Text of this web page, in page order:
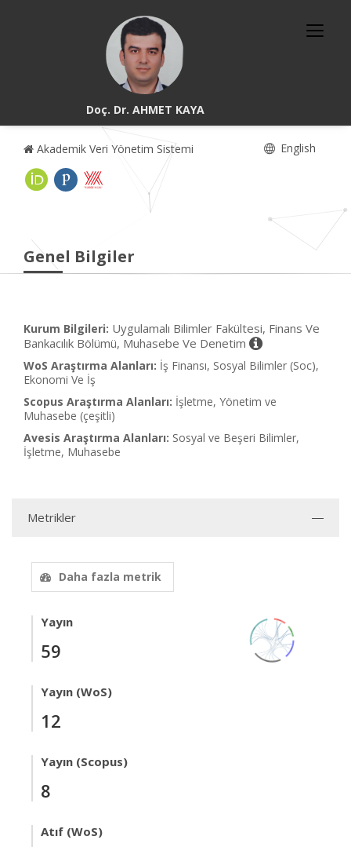
Doç. Dr. AHMET KAYA
Akademik Veri Yönetim Sistemi English
Genel Bilgiler
Kurum Bilgileri: Uygulamalı Bilimler Fakültesi, Finans Ve
Bankacılık Bölümü, Muhasebe Ve Denetim
WoS Araştırma Alanları: İş Finansı, Sosyal Bilimler (Soc),
Ekonomi Ve İş
Scopus Araştırma Alanları: İşletme, Yönetim ve
Muhasebe (çeşitli)
Avesis Araştırma Alanları: Sosyal ve Beşeri Bilimler,
İşletme, Muhasebe
Metrikler
Daha fazla metrik
Yayın
59
Yayın (WoS)
12
Yayın (Scopus)
8
Atıf (WoS)